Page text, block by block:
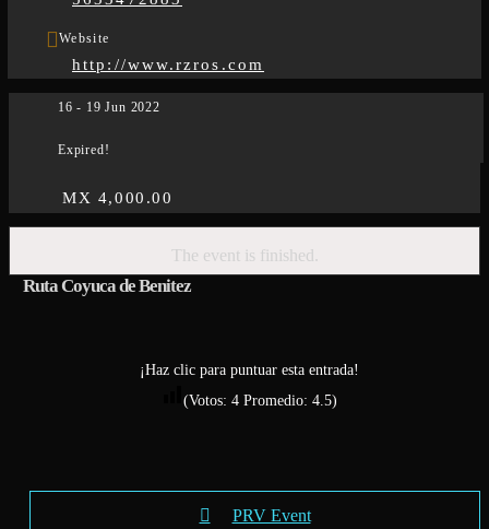
Website
http://www.rzros.com
16 - 19 Jun 2022
Expired!
MX 4,000.00
The event is finished.
Ruta Coyuca de Benitez
¡Haz clic para puntuar esta entrada!
(Votos: 4Promedio: 4.5)
PRV Event